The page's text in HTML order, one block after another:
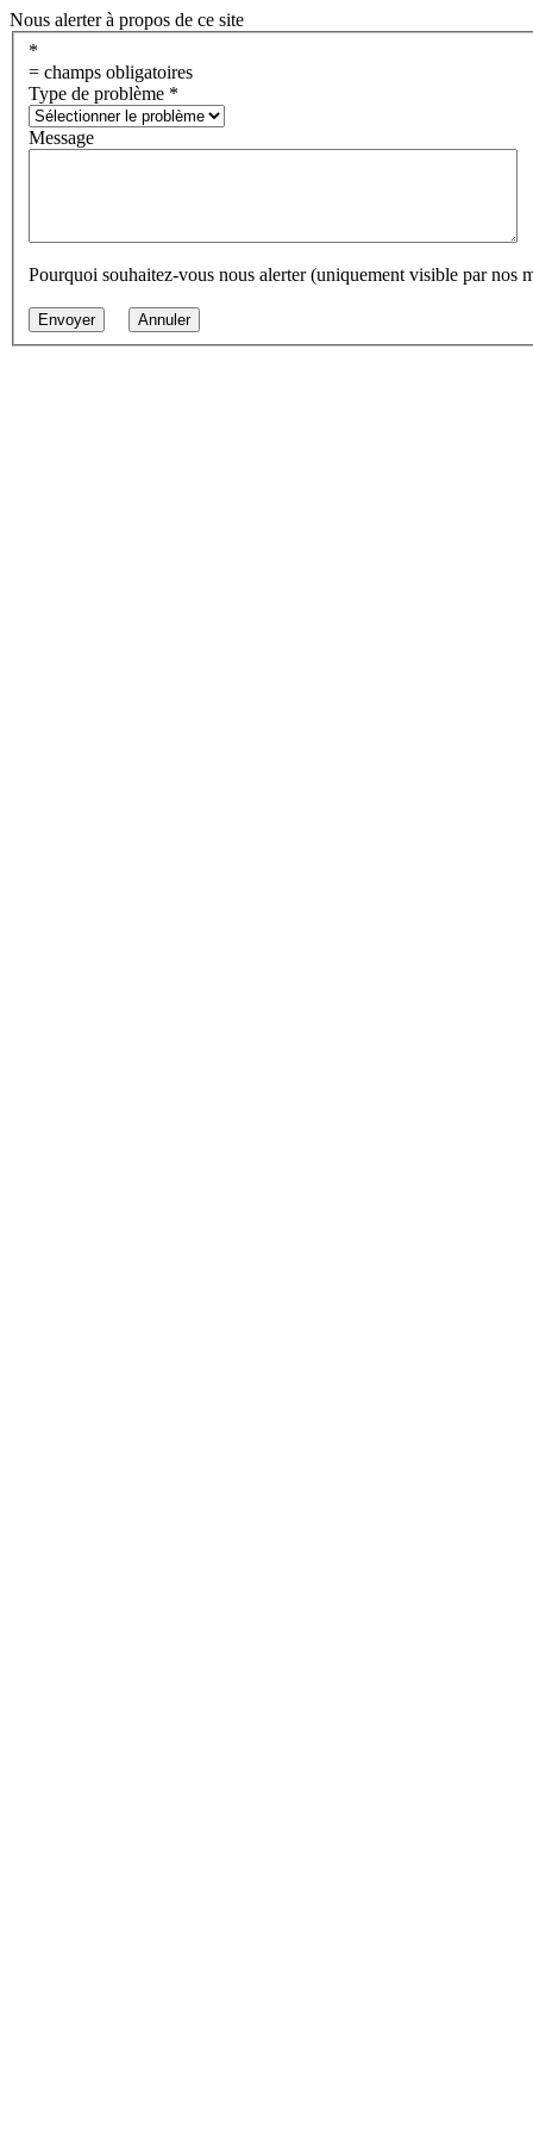
Nous alerter à propos de ce site
*
= champs obligatoires
Type de problème *
Message
Pourquoi souhaitez-vous nous alerter (uniquement visible par nos